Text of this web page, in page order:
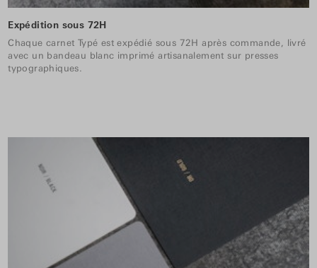
Expédition sous 72H
Chaque carnet Typé est expédié sous 72H après commande, livré
avec un bandeau blanc imprimé artisanalement sur presses
typographiques.